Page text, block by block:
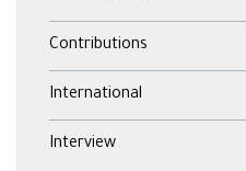
Contributions
International
Interview